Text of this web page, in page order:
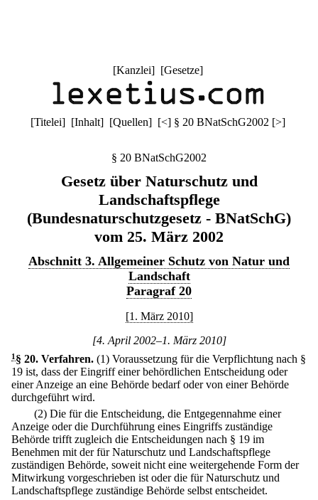
[Kanzlei] [Gesetze]
[Titelei] [Inhalt] [Quellen] [<] § 20 BNatSchG2002 [>]
§ 20 BNatSchG2002
Gesetz über Naturschutz und
Landschaftspflege
(Bundesnaturschutzgesetz - BNatSchG)
vom 25. März 2002
Abschnitt 3. Allgemeiner Schutz von Natur und
Landschaft
Paragraf 20
[1. März 2010]
[4. April 2002–1. März 2010]
1 § 20. Verfahren. (1) Voraussetzung für die Verpflichtung nach §
19 ist, dass der Eingriff einer behördlichen Entscheidung oder
einer Anzeige an eine Behörde bedarf oder von einer Behörde
durchgeführt wird.
(2) Die für die Entscheidung, die Entgegennahme einer
Anzeige oder die Durchführung eines Eingriffs zuständige
Behörde trifft zugleich die Entscheidungen nach § 19 im
Benehmen mit der für Naturschutz und Landschaftspflege
zuständigen Behörde, soweit nicht eine weitergehende Form der
Mitwirkung vorgeschrieben ist oder die für Naturschutz und
Landschaftspflege zuständige Behörde selbst entscheidet.